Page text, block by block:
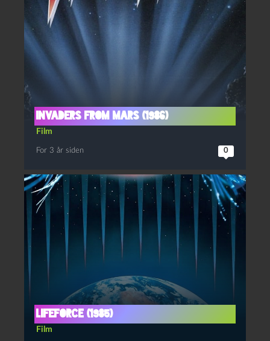
Invaders from Mars (1986)
Film
For 3 år siden 0
Lifeforce (1985)
Film